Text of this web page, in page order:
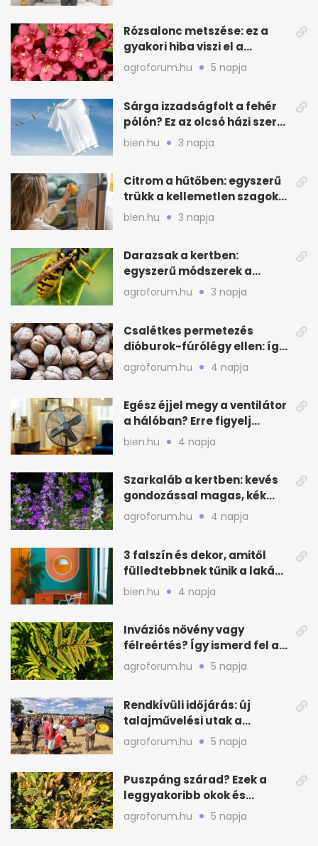
Rózsalonc metszése: ez a
gyakori hiba viszi el a
virágzást
agroforum.hu 5 napja
Sárga izzadságfolt a fehér
pólón? Ez az olcsó házi szer
beválhat
bien.hu 3 napja
Citrom a hűtőben: egyszerű
trükk a kellemetlen szagok
ellen
bien.hu 3 napja
Darazsak a kertben:
egyszerű módszerek a
távoltartásukra nyáron
agroforum.hu 3 napja
Csalétkes permetezés
dióburok-fúrólégy ellen: így
csináld a kertben
agroforum.hu 4 napja
Egész éjjel megy a ventilátor
a hálóban? Erre figyelj
alvásnál nyáron
bien.hu 4 napja
Szarkaláb a kertben: kevés
gondozással magas, kék
virágfalat ad
agroforum.hu 4 napja
3 falszín és dekor, amitől
fülledtebbnek tűnik a lakás
nyáron
bien.hu 4 napja
Inváziós növény vagy
félreértés? Így ismerd fel a
valódi kockázatot
agroforum.hu 5 napja
Rendkívüli időjárás: új
talajművelési utak a
gazdáknak
agroforum.hu 5 napja
Puszpáng szárad? Ezek a
leggyakoribb okok és
teendők
agroforum.hu 5 napja